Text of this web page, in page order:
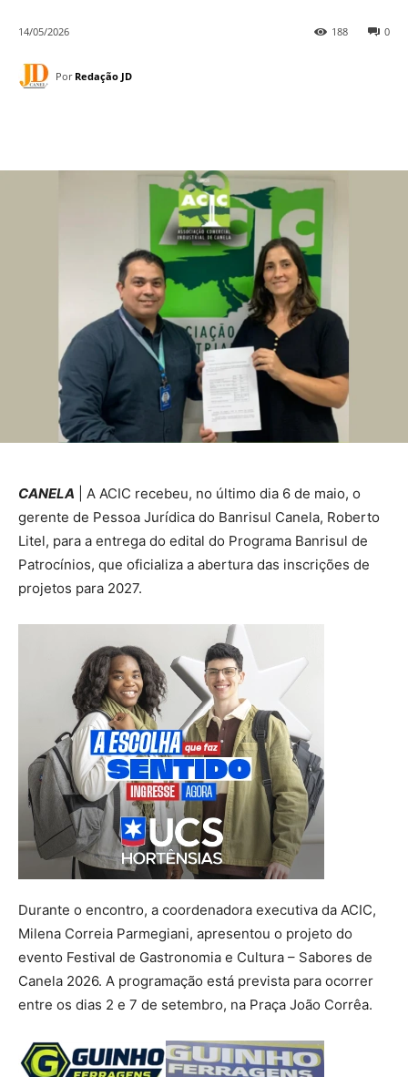
14/05/2026 0
188
Por Redação JD
CANELA | A ACIC recebeu, no último dia 6 de maio, o
gerente de Pessoa Jurídica do Banrisul Canela, Roberto
Litel, para a entrega do edital do Programa Banrisul de
Patrocínios, que oficializa a abertura das inscrições de
projetos para 2027.
Durante o encontro, a coordenadora executiva da ACIC,
Milena Correia Parmegiani, apresentou o projeto do
evento Festival de Gastronomia e Cultura – Sabores de
Canela 2026. A programação está prevista para ocorrer
entre os dias 2 e 7 de setembro, na Praça João Corrêa.